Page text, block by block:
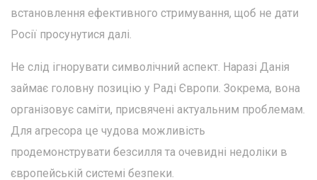
встановлення ефективного стримування, щоб не дати
Росії просунутися далі.
Не слід ігнорувати символічний аспект. Наразі Данія
займає головну позицію у Раді Європи. Зокрема, вона
організовує саміти, присвячені актуальним проблемам.
Для агресора це чудова можливість
продемонструвати безсилля та очевидні недоліки в
європейській системі безпеки.